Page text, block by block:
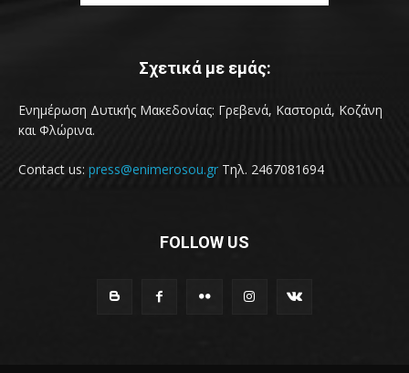
Σχετικά με εμάς:
Ενημέρωση Δυτικής Μακεδονίας: Γρεβενά, Καστοριά, Κοζάνη
και Φλώρινα.
Contact us: press@enimerosou.gr Τηλ. 2467081694
FOLLOW US